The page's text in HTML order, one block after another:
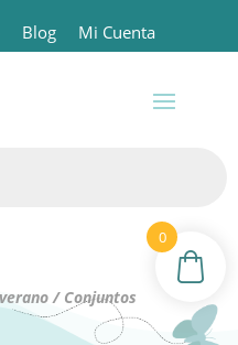
Blog Mi Cuenta
/ Conjuntos
0